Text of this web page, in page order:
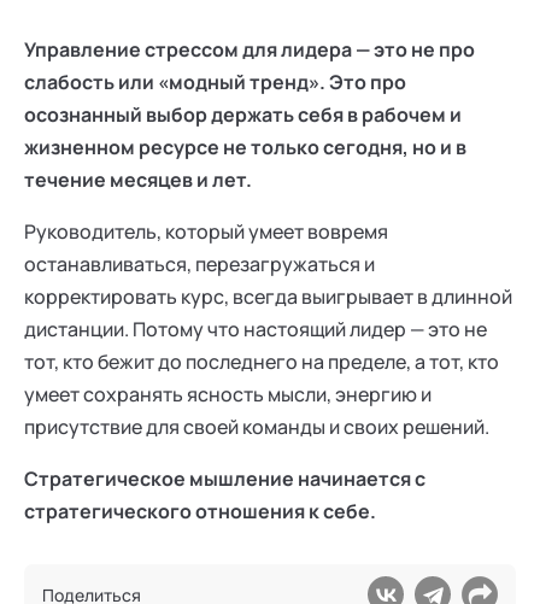
Управление стрессом для лидера — это не про
слабость или «модный тренд». Это про
осознанный выбор держать себя в рабочем и
жизненном ресурсе не только сегодня, но и в
течение месяцев и лет.
Руководитель, который умеет вовремя
останавливаться, перезагружаться и
корректировать курс, всегда выигрывает в длинной
дистанции. Потому что настоящий лидер — это не
тот, кто бежит до последнего на пределе, а тот, кто
умеет сохранять ясность мысли, энергию и
присутствие для своей команды и своих решений.
Стратегическое мышление начинается с
стратегического отношения к себе.
Поделиться